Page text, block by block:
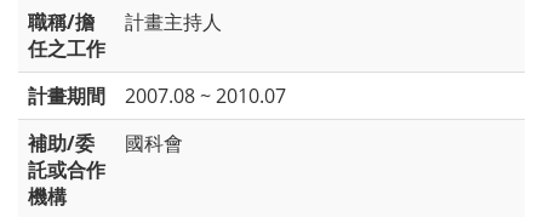
職稱/擔
任之工作
計畫主持人
計畫期間
2007.08 ~ 2010.07
補助/委
託或合作
機構
國科會